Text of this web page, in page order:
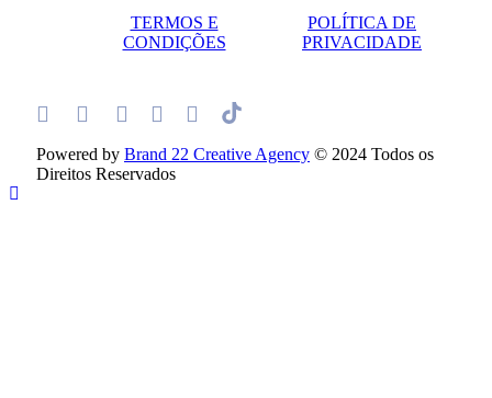
TERMOS E
CONDIÇÕES
POLÍTICA DE
PRIVACIDADE
Powered by Brand 22 Creative Agency © 2024 Todos os
Direitos Reservados